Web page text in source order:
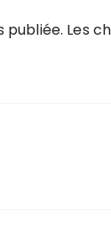
publiée. Les